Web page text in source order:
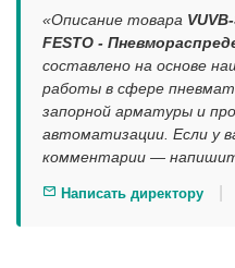
«Описание товара
FESTO -
составлено на основе
работы в сфере
запорной арматуры и
автоматизации. Если у
комментарии —
Написать директору